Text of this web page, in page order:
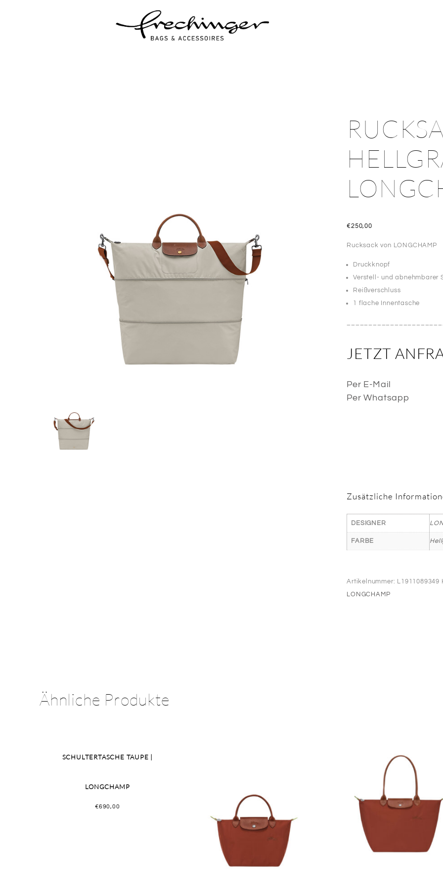
€250,00
Rucksack von LONGCHAMP
Druckknopf
Verstell- und abnehmbarer
Reißverschluss
1 flache Innentasche
JETZT
Per E-Mail
Per Whatsapp
Zusätzliche
DESIGNER
FARBE
Artikelnummer: L1911089349
LONGCHAMP
Ähnliche Produkte
SCHULTERTASCHE TAUPE |
LONGCHAMP
€690,00